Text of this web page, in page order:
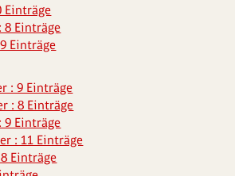
Einträge
8 Einträge
Einträge
: 9 Einträge
: 8 Einträge
9 Einträge
: 11 Einträge
Einträge